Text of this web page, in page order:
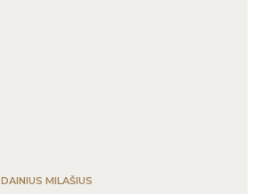
DAINIUS MILAŠIUS